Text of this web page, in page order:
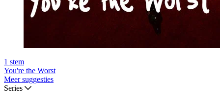
1 stem
You're the Worst
Meer suggesties
Series